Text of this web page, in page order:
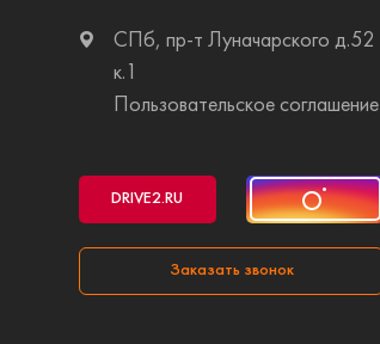
СПб, пр-т Луначарского д.52
к.1
Пользовательское соглашение
DRIVE2.RU
Заказать звонок